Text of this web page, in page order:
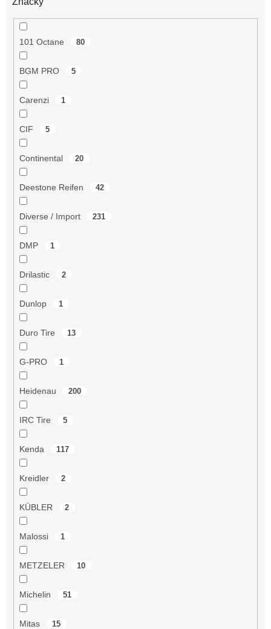
101 Octane 80
BGM PRO 5
Carenzi 1
CIF 5
Continental 20
Deestone Reifen 42
Diverse / Import 231
DMP 1
Drilastic 2
Dunlop 1
Duro Tire 13
G-PRO 1
Heidenau 200
IRC Tire 5
Kenda 117
Kreidler 2
KÜBLER 2
Malossi 1
METZELER 10
Michelin 51
Mitas 15